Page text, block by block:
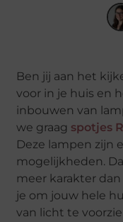
Ben jij aan het
voor in je huis en
inbouwen van
we graag spotjes
Deze lampen zijn
mogelijkheden.
meer karakter
je om jouw hele
van licht te